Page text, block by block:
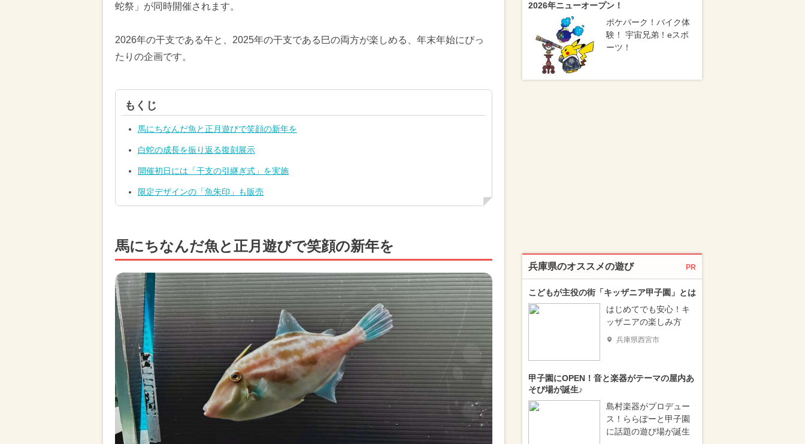
蛇祭」が同時開催されます。
2026年の干支である午と、2025年の干支である巳の両方が楽しめる、年末年始にぴっ
たりの企画です。
もくじ
馬にちなんだ魚と正月遊びで笑顔の新年を
白蛇の成長を振り返る復刻展示
開催初日には「干支の引継ぎ式」を実施
限定デザインの「魚朱印」も販売
馬にちなんだ魚と正月遊びで笑顔の新年を
2026年ニューオープン！
ポケパーク！バイク体
験！ 宇宙兄弟！eスポ
ーツ！
兵庫県のオススメの遊び PR
こどもが主役の街「キッザニア甲子園」とは
はじめてでも安心！キ
ッザニアの楽しみ方
兵庫県西宮市
甲子園にOPEN！音と楽器がテーマの屋内あ
そび場が誕生♪
島村楽器がプロデュー
ス！ららぽーと甲子園
に話題の遊び場が誕生